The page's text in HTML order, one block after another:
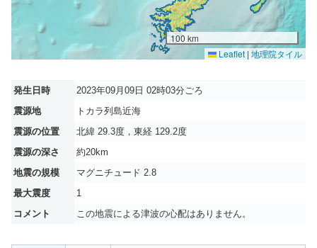
100 km
Leaflet | 地理院タイル
発生日時
2023年09月09日 02時03分ごろ
震源地
トカラ列島近海
震源の位置
北緯 29.3度，東経 129.2度
震源の深さ
約20km
地震の規模
マグニチュード 2.8
最大震度
1
コメント
この地震による津波の心配はありません。